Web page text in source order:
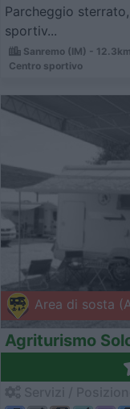
Parcheggio
sportiv...
Sanremo (IM) - 12.3km
Centro sportivo
Area di sosta
Agriturismo